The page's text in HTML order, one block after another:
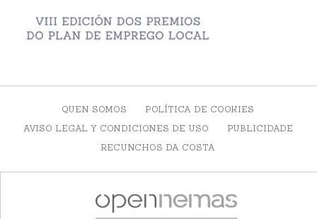
QUEN SOMOS
POLÍTICA DE COOKIES
AVISO LEGAL Y CONDICIONES DE USO
PUBLICIDADE
RECUNCHOS DA COSTA